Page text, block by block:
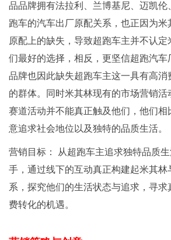
品品牌拥有法拉利、兰博基尼、迈凯伦
跑车的汽车出厂原配关系，也正因为
原配上的缺失，导致超跑车主并不认
们最好的选择，相反，更坚信超跑汽车
品牌也因此缺失超跑车主这一具有高消
的群体。同时米其林现有的市场营销活
赛道活动并不能真正触及他们，他们相
意追求社会地位以及独特的品质生活。
营销目标： 从超跑车主追求独特品质
手，通过线下的互动真正构建起米其林
系，探究他们的生活状态与追求，寻求
费转化的机遇。